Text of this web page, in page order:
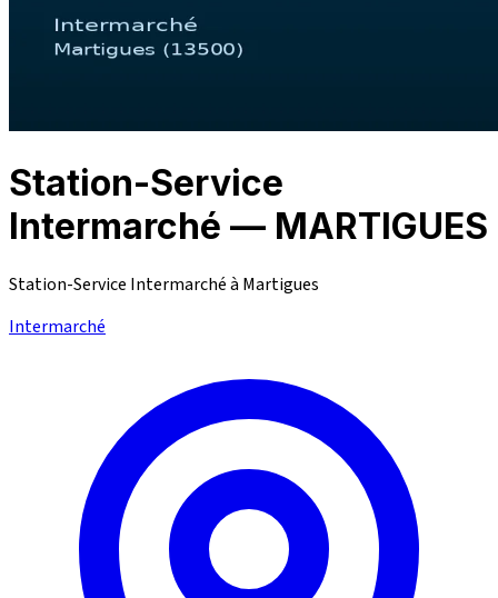
Station-Service
Intermarché — MARTIGUES
Station-Service Intermarché à Martigues
Intermarché